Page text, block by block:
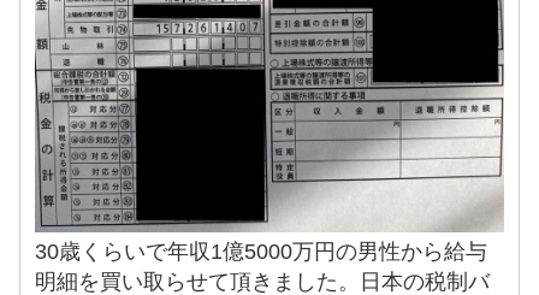
30歳くらいで年収1億5000万円の男性から給与
明細を買い取らせて頂きました。日本の税制バ